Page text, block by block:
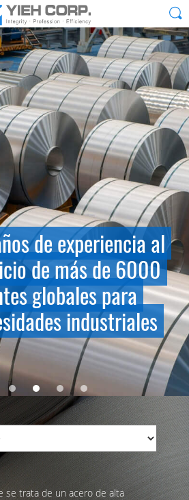
al
de 6000
para
industriales
se trata de un acero de alta